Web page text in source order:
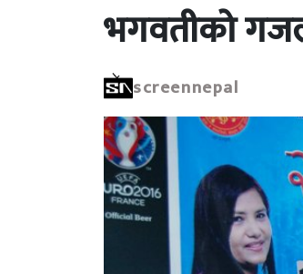
भगवतीको
screennepal